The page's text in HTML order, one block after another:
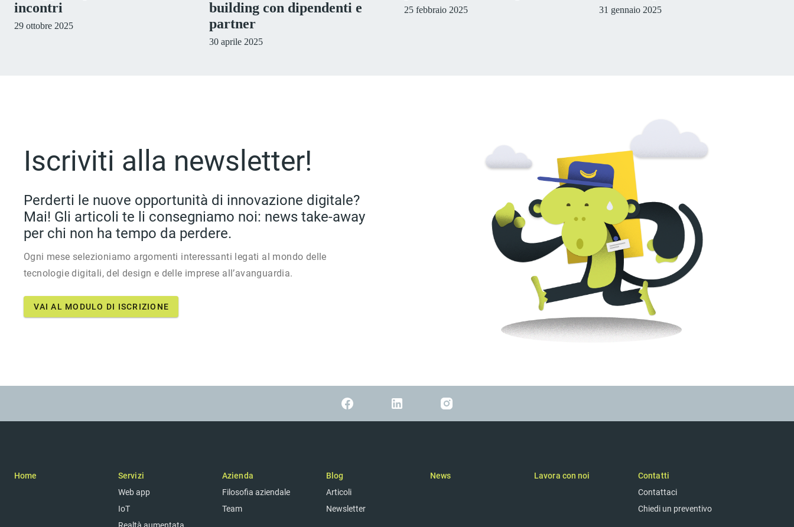
incontri
29 ottobre 2025
building con dipendenti e
partner
30 aprile 2025
25 febbraio 2025 31 gennaio 2025
Iscriviti alla newsletter!
Perderti le nuove opportunità di innovazione digitale?
Mai! Gli articoli te li consegniamo noi: news take-away
per chi non ha tempo da perdere.
Ogni mese selezioniamo argomenti interessanti legati al mondo delle
tecnologie digitali, del design e delle imprese all’avanguardia.
VAI AL MODULO DI ISCRIZIONE
Home
Servizi
Web app
IoT
Azienda
Filosofia aziendale
Team
Blog
Articoli
Newsletter
News Lavora con noi
Contatti
Contattaci
Chiedi un preventivo